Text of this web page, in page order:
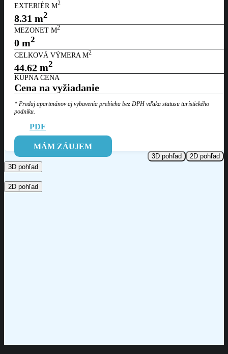
EXTERIÉR M2
8.31 m2
MEZONET M2
0 m2
CELKOVÁ VÝMERA M2
44.62 m2
KÚPNA CENA
Cena na vyžiadanie
* Predaj apartmánov aj vybavenia prebieha bez DPH vďaka statusu turistického
podniku.
PDF
MÁM ZÁUJEM
3D pohľad
2D pohľad
3D pohľad
2D pohľad